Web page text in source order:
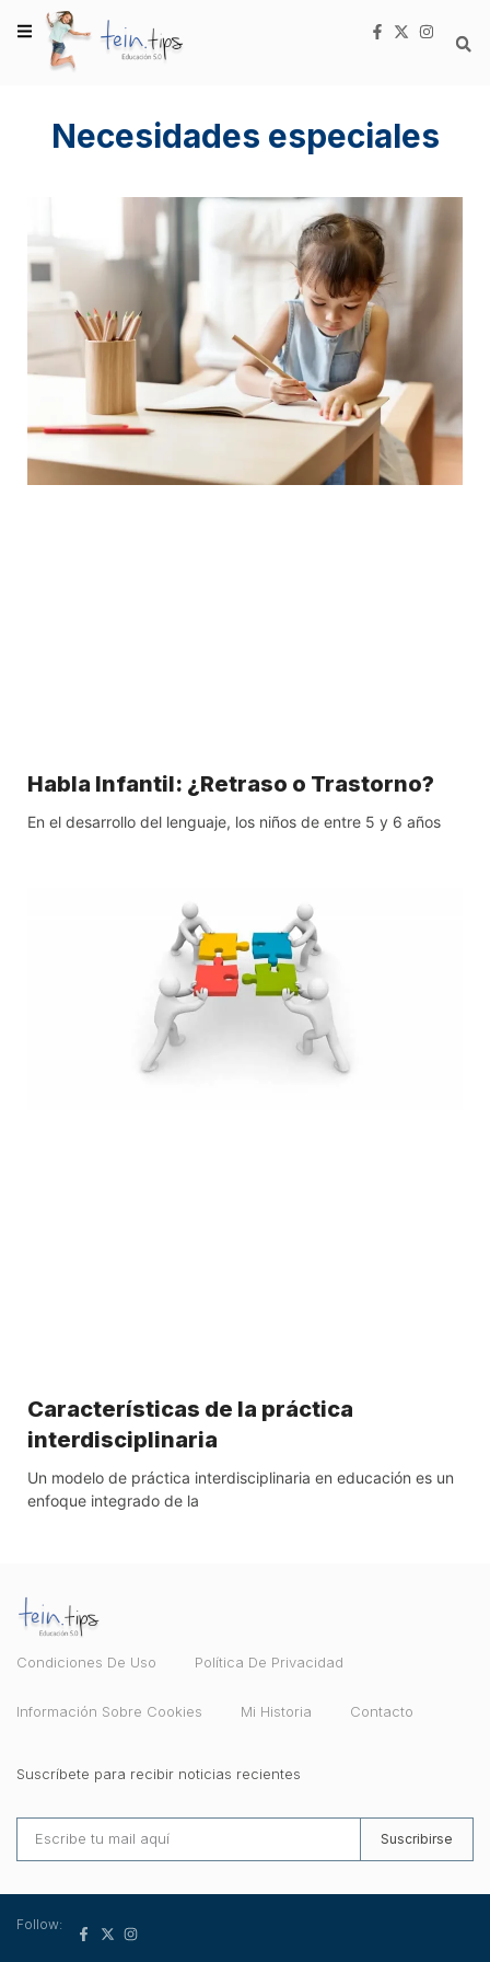
Necesidades especiales
Habla Infantil: ¿Retraso o Trastorno?
En el desarrollo del lenguaje, los niños de entre 5 y 6 años
Características de la práctica
interdisciplinaria
Un modelo de práctica interdisciplinaria en educación es un
enfoque integrado de la
Condiciones De Uso Política De Privacidad
Información Sobre Cookies Mi Historia Contacto
Suscríbete para recibir noticias recientes
Suscribirse
Follow: